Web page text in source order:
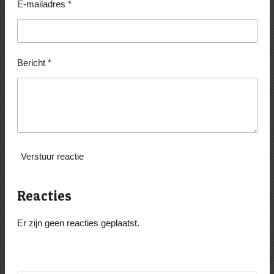
E-mailadres *
Bericht *
Verstuur reactie
Reacties
Er zijn geen reacties geplaatst.